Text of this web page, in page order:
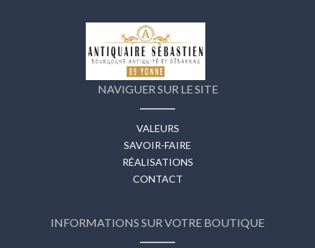
NAVIGUER SUR LE SITE
VALEURS
SAVOIR-FAIRE
RÉALISATIONS
CONTACT
INFORMATIONS SUR VOTRE BOUTIQUE